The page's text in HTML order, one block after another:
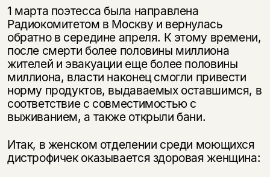
1 марта поэтесса была направлена
Радиокомитетом в Москву и вернулась
обратно в середине апреля. К этому времени,
после смерти более половины миллиона
жителей и эвакуации еще более половины
миллиона, власти нако­нец смогли привести
норму продуктов, выдаваемых оставшимся, в
соответ­ствие с совместимостью с
выживанием, а также открыли бани.
Итак, в женском отделении среди моющихся
дистрофичек оказывается здоровая женщина: